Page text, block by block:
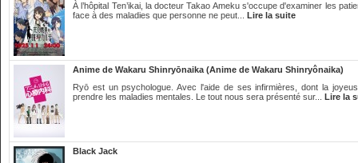
À l’hôpital Ten’ikai, la docteur Takao Ameku s'occupe d'examiner les
face à des maladies que personne ne peut... Lire la suite
Anime de Wakaru Shinryōnaika (Anime de Wakaru Shinryônaika)
Ryō est un psychologue. Avec l'aide de ses infirmières, dont la
prendre les maladies mentales. Le tout nous sera présenté sur... Lire la
Black Jack